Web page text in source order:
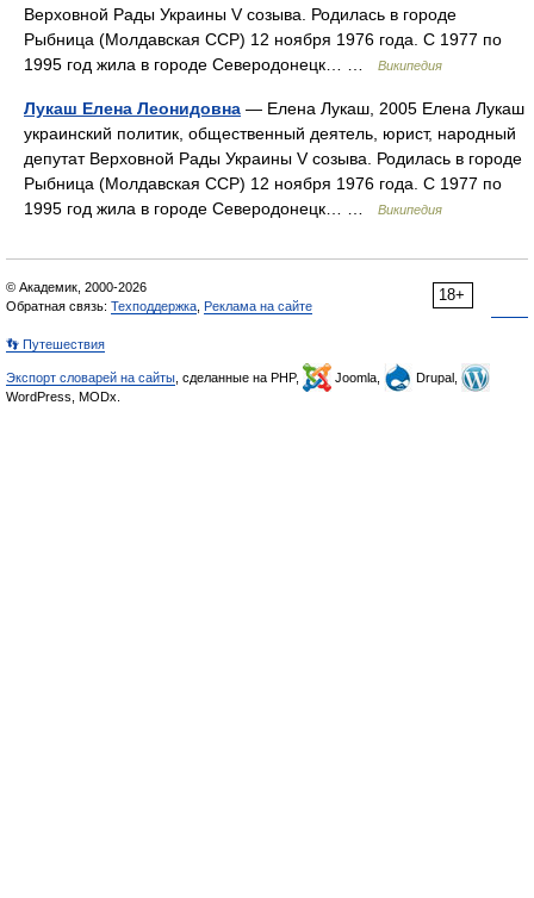
Верховной Рады Украины V созыва. Родилась в городе
Рыбница (Молдавская ССР) 12 ноября 1976 года. С 1977 по
1995 год жила в городе Северодонецк… …
Википедия
Лукаш Елена Леонидовна — Елена Лукаш, 2005 Елена Лукаш
украинский политик, общественный деятель, юрист, народный
депутат Верховной Рады Украины V созыва. Родилась в городе
Рыбница (Молдавская ССР) 12 ноября 1976 года. С 1977 по
1995 год жила в городе Северодонецк… …
Википедия
18+
© Академик, 2000-2026
Обратная связь: Техподдержка Реклама на сайте
👣 Путешествия
Экспорт словарей на сайты , сделанные на PHP, Joomla,
Drupal,
WordPress, MODx.